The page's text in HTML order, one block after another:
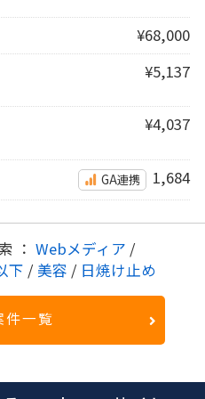
¥68,000
¥5,137
¥4,037
GA連携 1,684
： Webメディア /
下 / 美容 / 日焼け止め
件一覧